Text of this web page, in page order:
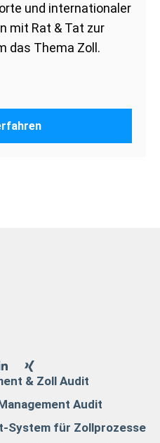
und internationaler
mit Rat & Tat zur
das Thema Zoll.
& Zoll Audit
Audit
System für Zollprozesse